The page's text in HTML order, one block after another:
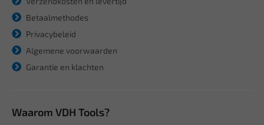
Betaalmethodes
Privacybeleid
Algemene voorwaarden
Garantie en klachten
Waarom VDH Tools?